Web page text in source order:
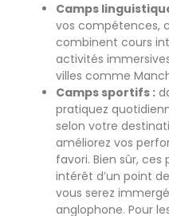
Camps
vos compétences,
combinent cours
activités
villes comme
Camps sportifs :
pratiquez
selon votre
améliorez vos
favori. Bien sûr,
intérêt d’un point
vous serez
anglophone. Pour